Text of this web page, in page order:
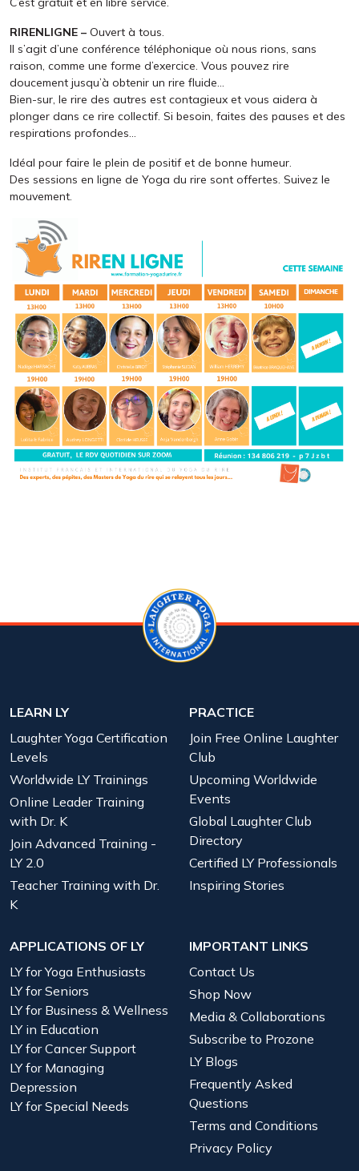
RIRENLIGNE – Ouvert à tous.
Il s’agit d’une conférence téléphonique où nous rions, sans
raison, comme une forme d’exercice. Vous pouvez rire
doucement jusqu’à obtenir un rire fluide…
Bien-sur, le rire des autres est contagieux et vous aidera à
plonger dans ce rire collectif. Si besoin, faites des pauses et des
respirations profondes…
Idéal pour faire le plein de positif et de bonne humeur.
Des sessions en ligne de Yoga du rire sont offertes. Suivez le
mouvement.
LEARN LY
Laughter Yoga Certification
Levels
Worldwide LY Trainings
Online Leader Training
with Dr. K
Join Advanced Training -
LY 2.0
Teacher Training with Dr.
K
PRACTICE
Join Free Online Laughter
Club
Upcoming Worldwide
Events
Global Laughter Club
Directory
Certified LY Professionals
Inspiring Stories
APPLICATIONS OF LY
LY for Yoga Enthusiasts
LY for Seniors
LY for Business & Wellness
LY in Education
LY for Cancer Support
LY for Managing
Depression
LY for Special Needs
IMPORTANT LINKS
Contact Us
Shop Now
Media & Collaborations
Subscribe to Prozone
LY Blogs
Frequently Asked
Questions
Terms and Conditions
Privacy Policy